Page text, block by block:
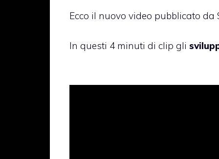
Ecco il nuovo video pubblicato da
In questi 4 minuti di clip gli